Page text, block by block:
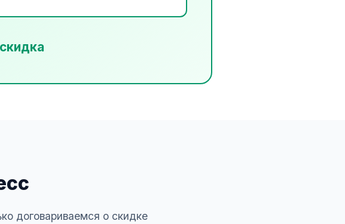
договариваемся о скидке